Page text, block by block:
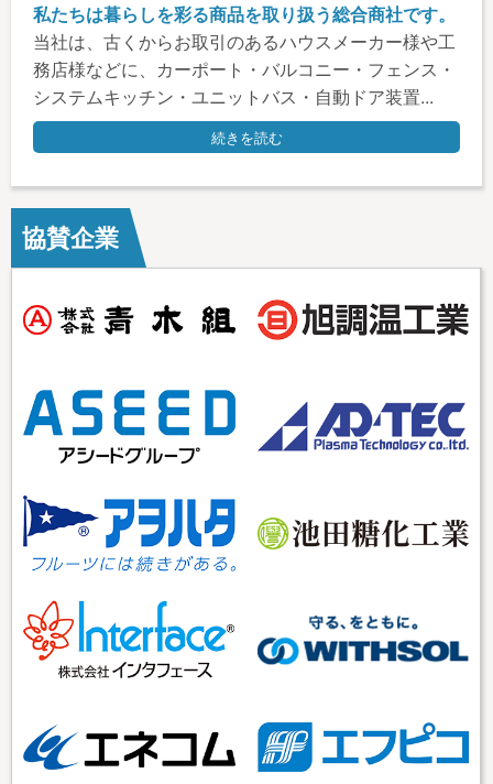
私たちは暮らしを彩る商品を取り扱う総合商社です。
当社は、古くからお取引のあるハウスメーカー様や工
務店様などに、カーポート・バルコニー・フェンス・
システムキッチン・ユニットバス・自動ドア装置...
続きを読む
協賛企業